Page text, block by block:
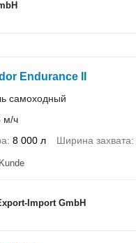
Endurance II
самоходный
м/ч
8 000 л Ширина захвата
Import GmbH